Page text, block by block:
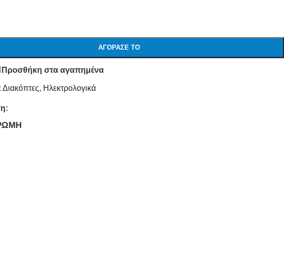
ΑΓΌΡΑΣΕ ΤΟ
Προσθήκη στα αγαπημένα
Διακόπτες, Ηλεκτρολογικά